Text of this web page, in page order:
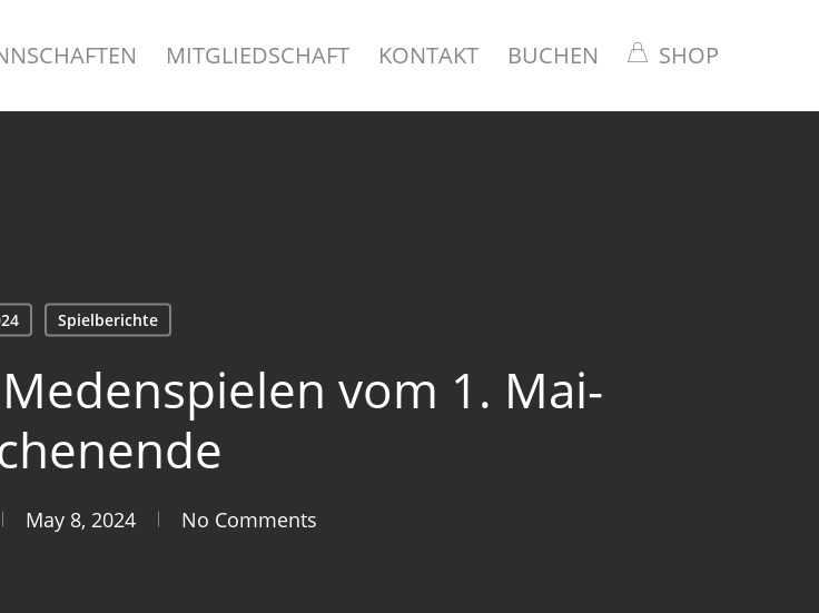
MITGLIEDSCHAFT KONTAKT BUCHEN SHOP
Spielberichte
vom 1. Mai-
May 8, 2024 No Comments